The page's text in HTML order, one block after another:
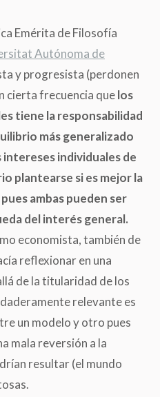
Emérita de Filosofía
Autónoma de
y progresista (perdonen
cierta frecuencia quelos
tiene la responsabilidad
más generalizado
individuales de
plantearse si es mejor la
ambas pueden ser
del interés general.
economista, también de
reflexionar en una
de la titularidad de los
relevante es
un modelo y otro pues
mala reversión a la
resultar(el mundo